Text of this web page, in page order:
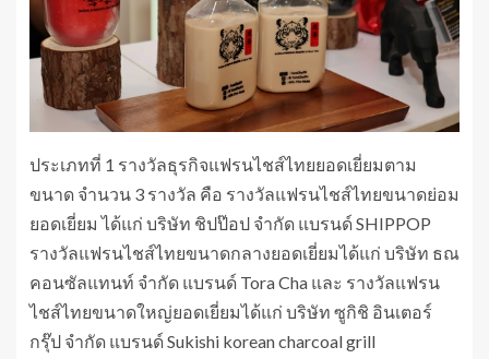
ประเภทที่ 1 รางวัลธุรกิจแฟรนไชส์ไทยยอดเยี่ยมตาม
ขนาด จำนวน 3 รางวัล คือ รางวัลแฟรนไชส์ไทยขนาดย่อม
ยอดเยี่ยม ได้แก่ บริษัท ชิปป๊อป จำกัด แบรนด์ SHIPPOP
รางวัลแฟรนไชส์ไทยขนาดกลางยอดเยี่ยมได้แก่ บริษัท ธณ
คอนซัลแทนท์ จำกัด แบรนด์ Tora Cha และ รางวัลแฟรน
ไชส์ไทยขนาดใหญ่ยอดเยี่ยมได้แก่ บริษัท ซูกิชิ อินเตอร์
กรุ๊ป จำกัด แบรนด์ Sukishi korean charcoal grill